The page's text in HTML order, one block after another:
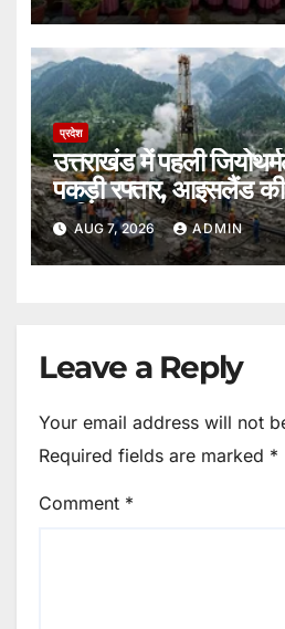
प्रदेश
उत्तराखंड में पहली
पकड़ी रफ्तार, आइसलैंड की
ब्लूप्रिंट।
AUG 7, 2026 ADMIN
Leave a Reply
Your email address will not
Required fields are marked *
Comment *